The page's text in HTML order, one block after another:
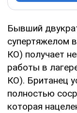
Бывший
супертяжелом
КО) получает
работы в
КО). Британец
полностью
которая